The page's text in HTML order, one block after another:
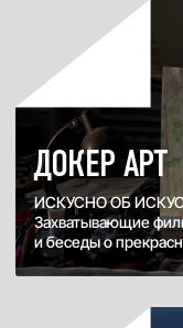
Москва, Новый Арбат 24
Все
4 сентября